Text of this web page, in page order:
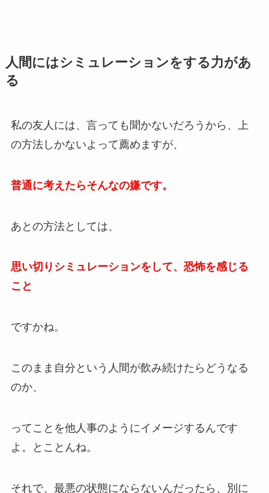
人間にはシミュレーションをする力があ
る
私の友人には、言っても聞かないだろうから、上
の方法しかないよって薦めますが、
普通に考えたらそんなの嫌です。
あとの方法としては、
思い切りシミュレーションをして、恐怖を感じる
こと
ですかね。
このまま自分という人間が飲み続けたらどうなる
のか、
ってことを他人事のようにイメージするんです
よ。とことんね。
それで、最悪の状態にならないんだったら、別に